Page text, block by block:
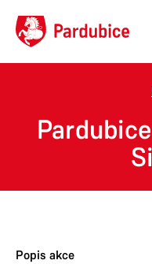
Popis akce